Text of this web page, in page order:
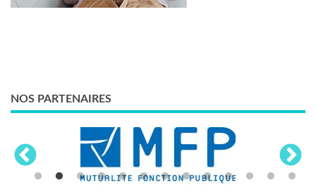
NOS PARTENAIRES